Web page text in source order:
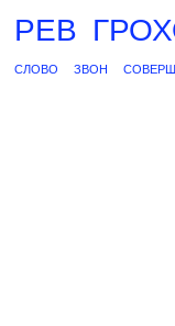
РЕВ
СЛОВО ЗВОН